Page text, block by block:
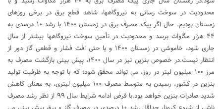
محدودیت در سوخت رسانی به نیروگاهها، شاهد قطع برق در برخی روزهای
زمستان بودیم. حال اگر پیک مصرف برق در زمستان ۱۴۰۰ با رشد ۱۰ درصدی به
۴۴ هزار مگاوات برسد و محدودیت در تأمین سوخت نیروگاهها بیشتر از سال
جاری شود، خاموشی در زمستان ۱۴۰۰ و یا حتی افت فشار و قطعی گاز دور از
انتظار نیست.در خصوص بنزین نیز در سال ۱۴۰۰، پیش بینی بازگشت مصرف به
مرز ۱۰۰ میلیون لیتر در روز، می تواند محقق شود؛ که با توجه به ظرفیت تولید
بنزین در کشور، رسیدن به متوسط مصرف ۱۰۰ میلیون لیتری، به معنای کاهش
شدید صادرات بنزین خواهد بود.با فرض ادامه شرایط سال ۹۹ از نظر رشد مصرف